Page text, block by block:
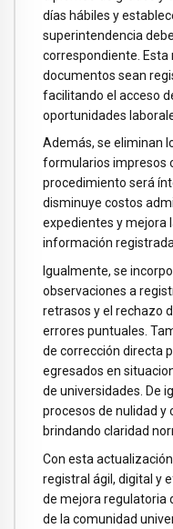
días hábiles y
superintendencia
correspondiente.
documentos sean
facilitando el acceso
oportunidades
Además, se eliminan
formularios impresos
procedimiento será
disminuye costos
expedientes y mejora
información
Igualmente, se
observaciones a
retrasos y el rechazo
errores puntuales.
de corrección directa
egresados en
de universidades. De
procesos de nulidad y
brindando claridad
Con esta
registral ágil, digital y
de mejora regulatoria
de la comunidad